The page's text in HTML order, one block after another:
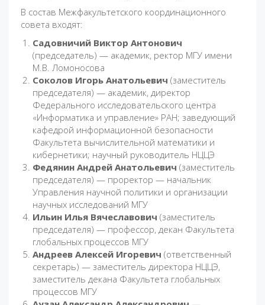
В состав Межфакультетского координационного
совета входят:
Садовничий Виктор Антонович
(председатель) — академик, ректор МГУ имени
М.В. Ломоносова
Соколов Игорь Анатольевич (заместитель
председателя) — академик, директор
Федерального исследовательского центра
«Информатика и управление» РАН; заведующий
кафедрой информационной безопасности
Факультета вычислительной математики и
кибернетики; научный руководитель НЦЦЭ
Федянин Андрей Анатольевич (заместитель
председателя) — проректор — начальник
Управления научной политики и организации
научных исследований МГУ
Ильин Илья Вячеславович (заместитель
председателя) — профессор, декан Факультета
глобальных процессов МГУ
Андреев Алексей Игоревич (ответственный
секретарь) — заместитель директора НЦЦЭ,
заместитель декана Факультета глобальных
процессов МГУ